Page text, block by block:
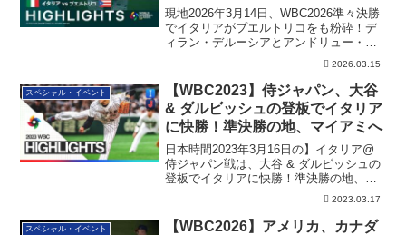
ー・フィッシャーが勝利に貢献
現地2026年3月14日、WBC2026準々決勝
でイタリアがプエルトリコをも粉砕！デ
ィラン・デルーシアとアンドリュー・フ
ィッシャーが投打のヒーローです。2026.03.15
スペシャル・イベント
【WBC2023】侍ジャパン、大谷
& ダルビッシュの登板でイタリア
に快勝！準決勝の地、マイアミへ
日本時間2023年3月16日の】イタリア@
侍ジャパン戦は、大谷 & ダルビッシュの
登板でイタリアに快勝！準決勝の地、マ
イアミへ行くことになりました 2023.03.17
スペシャル・イベント
【WBC2026】アメリカ、カナダ